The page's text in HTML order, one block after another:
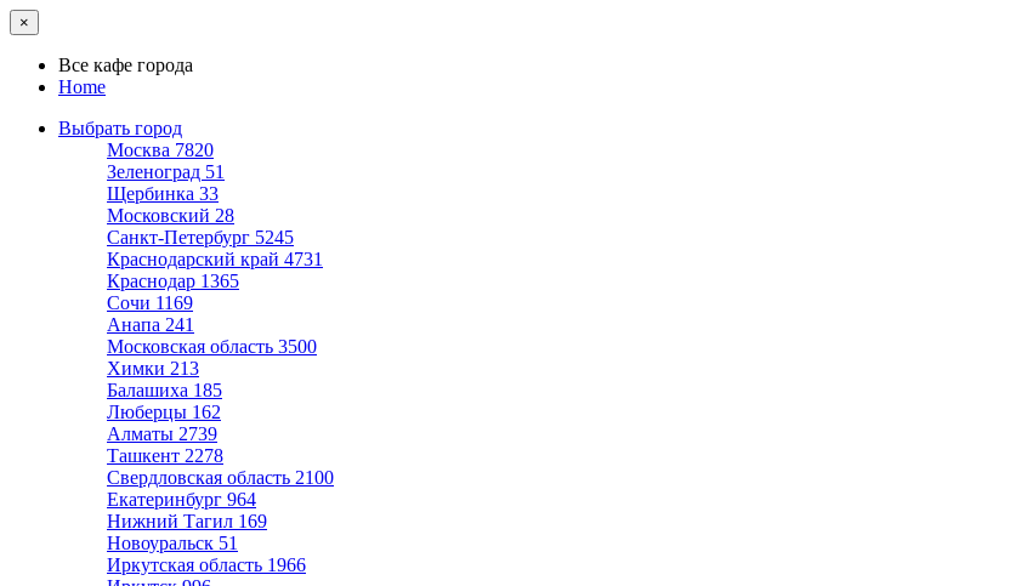
×
Все кафе города
Home
Выбрать город
Москва 7820
Зеленоград 51
Щербинка 33
Московский 28
Санкт-Петербург 5245
Краснодарский край 4731
Краснодар 1365
Сочи 1169
Анапа 241
Московская область 3500
Химки 213
Балашиха 185
Люберцы 162
Алматы 2739
Ташкент 2278
Свердловская область 2100
Екатеринбург 964
Нижний Тагил 169
Новоуральск 51
Иркутская область 1966